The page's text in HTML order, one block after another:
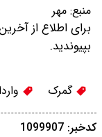
منبع: مهر
برای اطلاع از
بپیوندید.
گمرک
کدخبر: 1099907